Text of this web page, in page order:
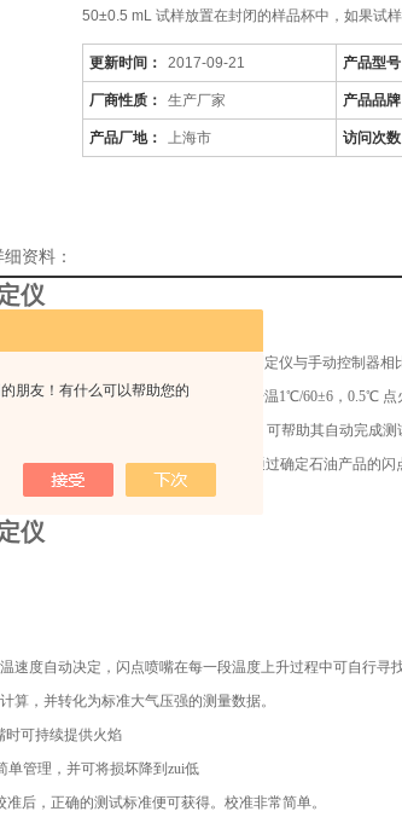
朋友！有什么可以帮助您的
50±0.5 mL 试样放置在封闭的样品杯中，如果试
更新时间： 2017-09-21 产品型号
厂商性质： 生产厂家 产品品牌
产品厂地： 上海市 访问次数
资料：
仪
下的）的闪点和燃点。AFP 621 闪点测定仪与手动控制器相
，如果试样的闪点低于60℃，可以每秒升温1℃/60±6，0.5℃
。它的编程逻辑控制器和触摸屏（5.5”）可帮助其自动完成
621自动泰克杯闭口闪点测定仪是通过确定石油产品的
仪
速度自动决定，闪点喷嘴在每一段温度上升过程中可自行寻
算，并转化为标准大气压强的测量数据。
时可持续提供火焰
单管理，并可将损坏降到zui低
后，正确的测试标准便可获得。校准非常简单。